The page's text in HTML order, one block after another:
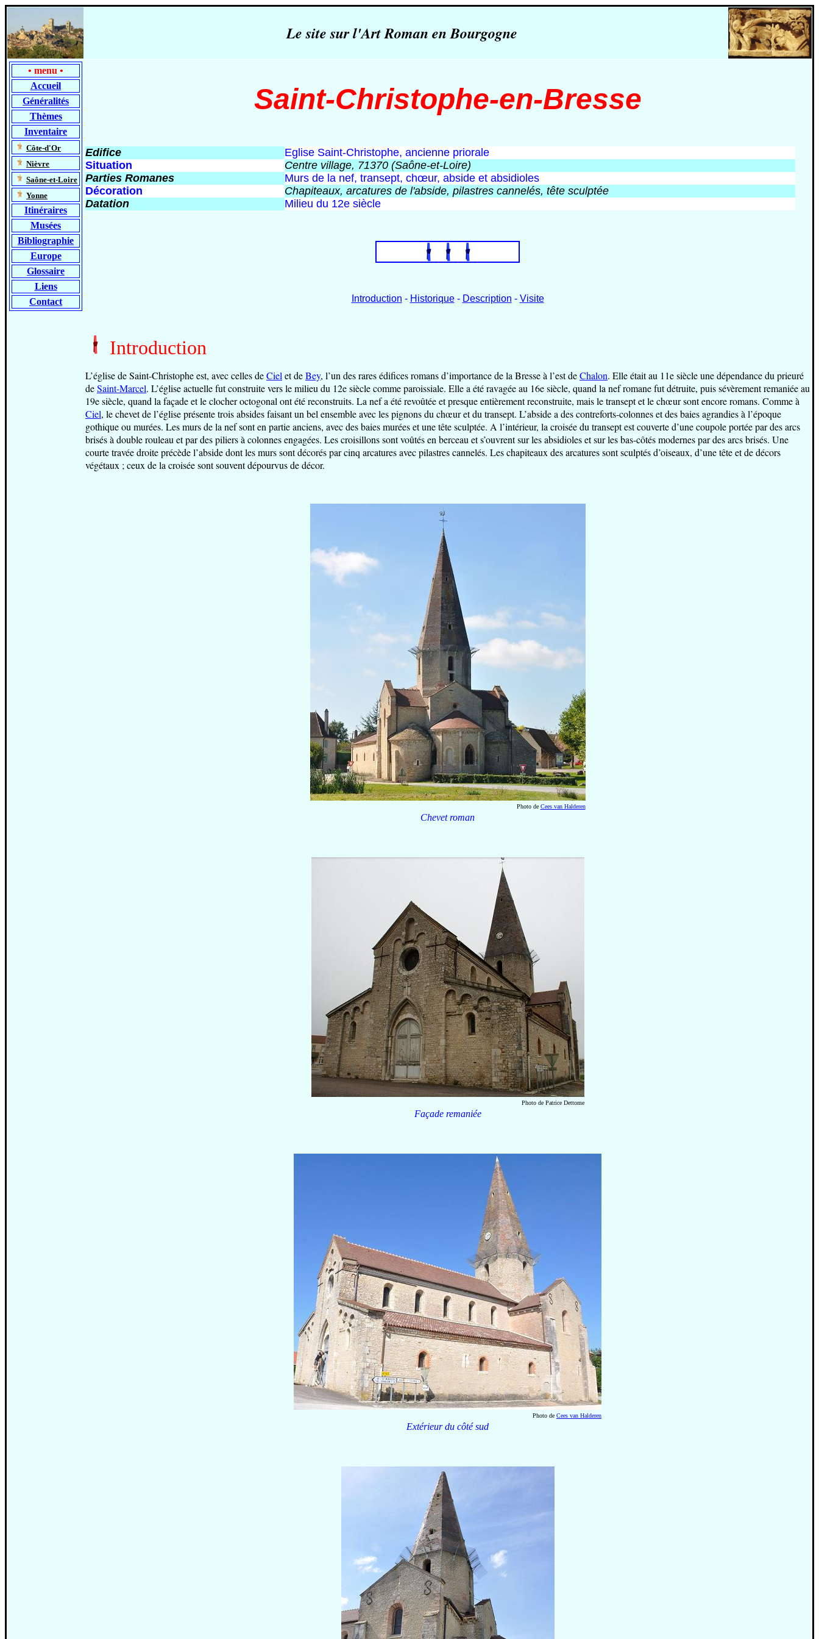
Le site sur l'Art Roman en Bourgogne
• menu •
Accueil
Généralités
Thèmes
Inventaire
Côte-d'Or
Nièvre
Saône-et-Loire
Yonne
Itinéraires
Musées
Bibliographie
Europe
Glossaire
Liens
Contact
Saint-Christophe-en-Bresse
Edifice
Eglise Saint-Christophe, ancienne priorale
Situation
Centre village, 71370 (Saône-et-Loire)
Parties Romanes
Murs de la nef, transept, chœur, abside et absidioles
Décoration
Chapiteaux, arcatures de l'abside, pilastres cannelés, tête sculptée
Datation
Milieu du 12e siècle
Introduction - Historique- Description - Visite
Introduction
L’église de Saint-Christophe est, avec celles deCiel et deBey, l’un des rares édifices romans d’importance de la Bresse à l’est deChalon. Elle était au 11e siècle une dépendance du prieuré
deSaint-Marcel. L’église actuelle fut construite vers le milieu du 12e siècle comme paroissiale. Elle a été ravagée au 16e siècle, quand la nef romane fut détruite, puis sévèrement remaniée au
19e siècle, quand la façade et le clocher octogonal ont été reconstruits. La nef a été revoûtée et presque entièrement reconstruite, mais le transept et le chœur sont encore romans. Comme à
Ciel, le chevet de l’église présente trois absides faisant un bel ensemble avec les pignons du chœur et du transept. L’abside a des contreforts-colonnes et des baies agrandies à l’époque
gothique ou murées. Les murs de la nef sont en partie anciens, avec des baies murées et une tête sculptée. A l’intérieur, la croisée du transept est couverte d’une coupole portée par des arcs
brisés à double rouleau et par des piliers à colonnes engagées. Les croisillons sont voûtés en berceau et s’ouvrent sur les absidioles et sur les bas-côtés modernes par des arcs brisés. Une
courte travée droite précède l’abside dont les murs sont décorés par cinq arcatures avec pilastres cannelés. Les chapiteaux des arcatures sont sculptés d’oiseaux, d’une tête et de décors
végétaux ; ceux de la croisée sont souvent dépourvus de décor.
Photo de Cees van Halderen
Chevet roman
Photo de Patrice Dettome
Façade remaniée
Photo de Cees van Halderen
Extérieur du côté sud